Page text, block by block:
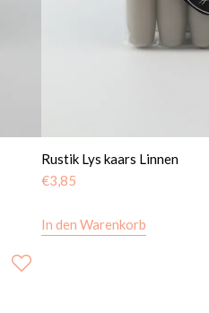
Rustik Lys kaars Linnen
€3,85
In den Warenkorb